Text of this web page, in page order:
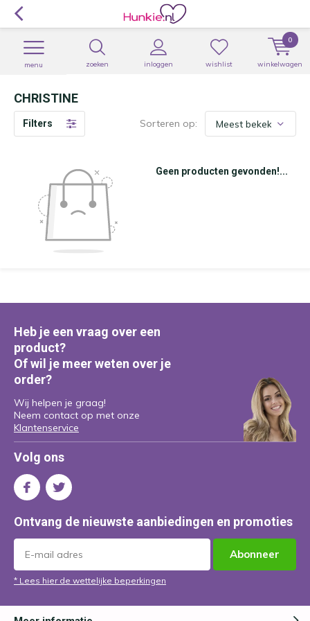
zoeken inloggen
menu wishlist winkelwagen
0
CHRISTINE
Filters Sorteren op:
Geen producten gevonden!...
Heb je een vraag over een
product?
Of wil je meer weten over je
order?
Wij helpen je graag!
Neem contact op met onze
Klantenservice
Volg ons
Ontvang de nieuwste aanbiedingen en promoties
Abonneer
* Lees hier de wettelijke beperkingen